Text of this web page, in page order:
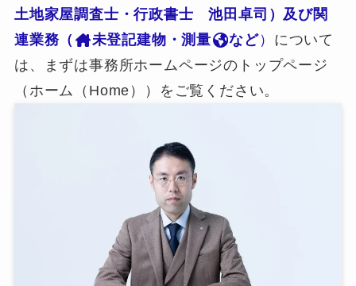
土地家屋調査士・行政書士 池田卓司）及び関
連業務（
未登記建物・測量 など） について
は、まずは事務所ホームページのトップページ
（ホーム（Home））をご覧ください。